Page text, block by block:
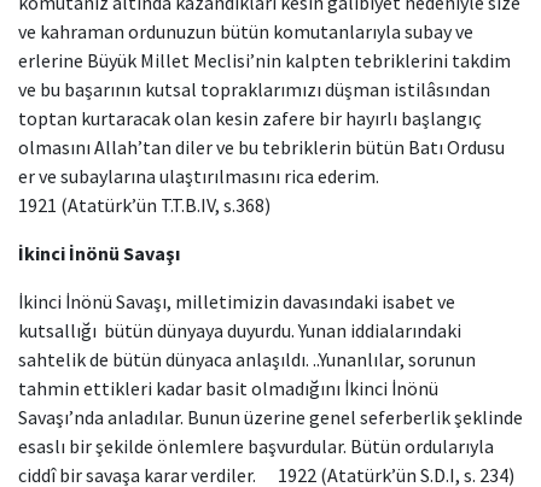
ve kahraman ordunuzun bütün komutanlarıyla subay ve
erlerine Büyük Millet Meclisi’nin kalpten tebriklerini takdim
ve bu başarının kutsal topraklarımızı düşman istilâsından
toptan kurtaracak olan kesin zafere bir hayırlı başlangıç
olmasını Allah’tan diler ve bu tebriklerin bütün Batı Ordusu
er ve subaylarına ulaştırılmasını rica ederim.
1921 (Atatürk’ün T.T.B.IV, s.368)
İkinci İnönü Savaşı
İkinci İnönü Savaşı, milletimizin davasındaki isabet ve
kutsallığı bütün dünyaya duyurdu. Yunan iddialarındaki
sahtelik de bütün dünyaca anlaşıldı. ..Yunanlılar, sorunun
tahmin ettikleri kadar basit olmadığını İkinci İnönü
Savaşı’nda anladılar. Bunun üzerine genel seferberlik şeklinde
esaslı bir şekilde önlemlere başvurdular. Bütün ordularıyla
ciddî bir savaşa karar verdiler. 1922 (Atatürk’ün S.D.I, s. 234)